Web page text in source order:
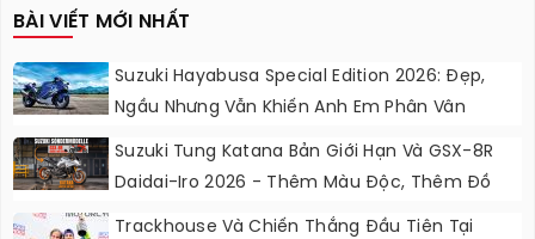
BÀI VIẾT MỚI NHẤT
Suzuki Hayabusa Special Edition 2026: Đẹp,
Ngầu Nhưng Vẫn Khiến Anh Em Phân Vân
Suzuki Tung Katana Bản Giới Hạn Và GSX-8R
Daidai-Iro 2026 - Thêm Màu Độc, Thêm Đồ
Chơi, Thêm Cá Tính
Trackhouse Và Chiến Thắng Đầu Tiên Tại